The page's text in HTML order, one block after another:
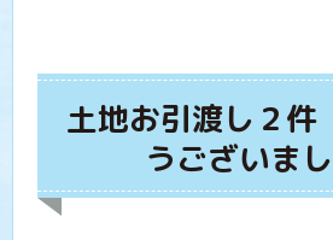
土地お引渡し２
うございまし